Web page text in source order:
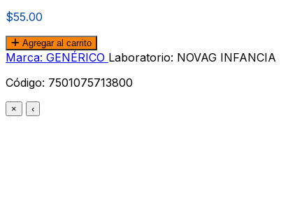
$55.00
Agregar al carrito
Marca: GENÉRICO Laboratorio: NOVAG INFANCIA
Código: 7501075713800
× ‹